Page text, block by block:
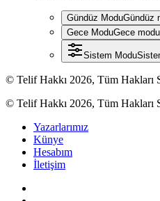
Gündüz ModuGündüz
Gece ModuGece
Sistem Modu
© Telif Hakkı 2026, Tüm Hakları
© Telif Hakkı 2026, Tüm Hakları
Yazarlarımız
Künye
Hesabım
İletişim